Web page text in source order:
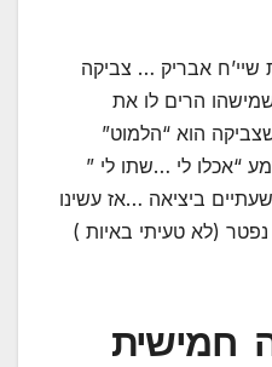
שיי’ח אבריק … צביקה
הרים לו את
הוא “הלמוט”
“אכלו לי …שתו לי ”
ביציאה …אז עשינו
(לא טעיתי באיות )
חמישית